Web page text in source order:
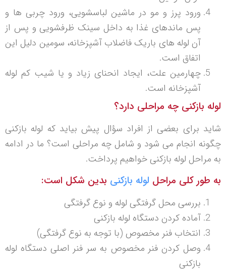
ورود پرز و مو در ماشین لباسشویی، ورود چربی ها و
پس ماندهای غذا به داخل سینک ظرفشویی و پس از
آن لوله های باریک فاضلاب آشپزخانه، سومین دلیل این
اتفاق است.
چهارمین علت، ایجاد انحنای زیاد و یا شیب کم لوله
آشپزخانه است.
لوله بازکنی چه مراحلی دارد؟
شاید برای بعضی از افراد سؤال پیش بیاید که لوله بازکنی
چگونه انجام می شود و شامل چه مراحلی است؟ ما در ادامه
به مراحل لوله بازکنی خواهیم پرداخت.
به طور کلی مراحل لوله بازکنی بدین شکل است:
بررسی محل گرفتگی لوله و نوع گرفتگی
آماده کردن دستگاه لوله بازکنی
انتخاب فنر مخصوص (با توجه به نوع گرفتگی)
وصل کردن فنر مخصوص به سر فنر اصلی دستگاه لوله
بازکنی